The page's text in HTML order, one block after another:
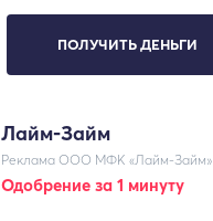
ПОЛУЧИТЬ ДЕНЬГИ
Лайм-Займ
Реклама ООО МФК «Лайм-Займ»
Одобрение за 1 минуту